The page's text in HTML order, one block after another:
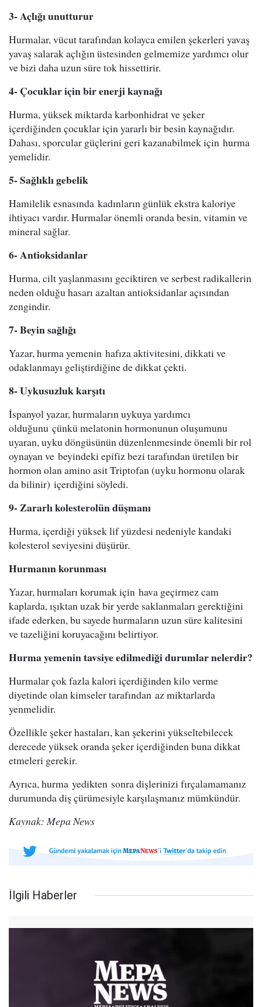
3- Açlığı unutturur
Hurmalar, vücut tarafından kolayca emilen şekerleri yavaş
yavaş salarak açlığın üstesinden gelmemize yardımcı olur
ve bizi daha uzun süre tok hissettirir.
4- Çocuklar için bir enerji kaynağı
Hurma, yüksek miktarda karbonhidrat ve şeker
içerdiğinden çocuklar için yararlı bir besin kaynağıdır.
Dahası, sporcular güçlerini geri kazanabilmek için hurma
yemelidir.
5- Sağlıklı gebelik
Hamilelik esnasında kadınların günlük ekstra kaloriye
ihtiyacı vardır. Hurmalar önemli oranda besin, vitamin ve
mineral sağlar.
6- Antioksidanlar
Hurma, cilt yaşlanmasını geciktiren ve serbest radikallerin
neden olduğu hasarı azaltan antioksidanlar açısından
zengindir.
7- Beyin sağlığı
Yazar, hurma yemenin hafıza aktivitesini, dikkati ve
odaklanmayı geliştirdiğine de dikkat çekti.
8- Uykusuzluk karşıtı
İspanyol yazar, hurmaların uykuya yardımcı
olduğunu çünkü melatonin hormonunun oluşumunu
uyaran, uyku döngüsünün düzenlenmesinde önemli bir rol
oynayan ve beyindeki epifiz bezi tarafından üretilen bir
hormon olan amino asit Triptofan (uyku hormonu olarak
da bilinir) içerdiğini söyledi.
9- Zararlı kolesterolün düşmanı
Hurma, içerdiği yüksek lif yüzdesi nedeniyle kandaki
kolesterol seviyesini düşürür.
Hurmanın korunması
Yazar, hurmaları korumak için hava geçirmez cam
kaplarda, ışıktan uzak bir yerde saklanmaları gerektiğini
ifade ederken, bu sayede hurmaların uzun süre kalitesini
ve tazeliğini koruyacağını belirtiyor.
Hurma yemenin tavsiye edilmediği durumlar nelerdir?
Hurmalar çok fazla kalori içerdiğinden kilo verme
diyetinde olan kimseler tarafından az miktarlarda
yenmelidir.
Özellikle şeker hastaları, kan şekerini yükseltebilecek
derecede yüksek oranda şeker içerdiğinden buna dikkat
etmeleri gerekir.
Ayrıca, hurma yedikten sonra dişlerinizi fırçalamamanız
durumunda diş çürümesiyle karşılaşmanız mümkündür.
Kaynak: Mepa News
İlgili Haberler